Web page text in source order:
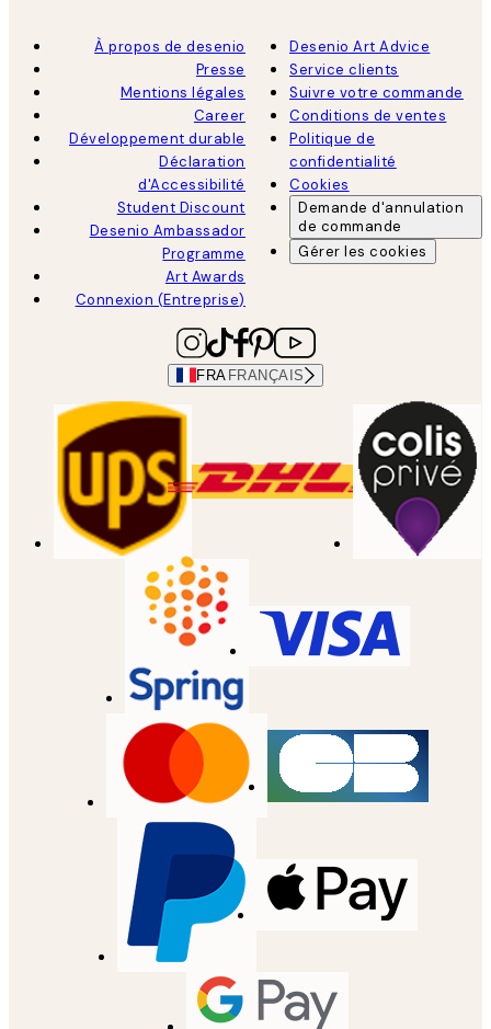
À propos de desenio
Presse
Mentions légales
Career
Développement durable
Déclaration
d'Accessibilité
Student Discount
Desenio Ambassador
Programme
Art Awards
Connexion (Entreprise)
Desenio Art Advice
Service clients
Suivre votre commande
Conditions de ventes
Politique de
confidentialité
Cookies
Demande d'annulation
de commande
Gérer les cookies
FRA FRANÇAIS